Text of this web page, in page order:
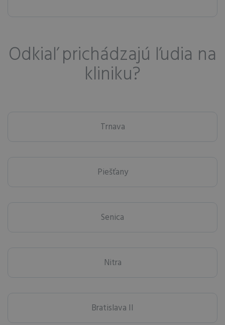
Odkiaľ prichádzajú ľudia na
kliniku?
Trnava
Piešťany
Senica
Nitra
Bratislava II